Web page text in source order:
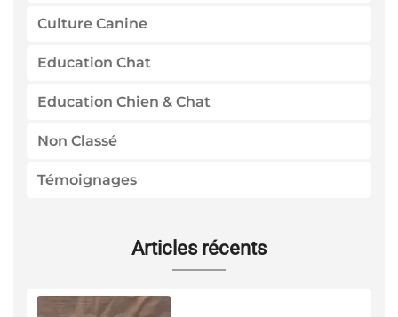
Culture Canine
Education Chat
Education Chien & Chat
Non Classé
Témoignages
Articles récents